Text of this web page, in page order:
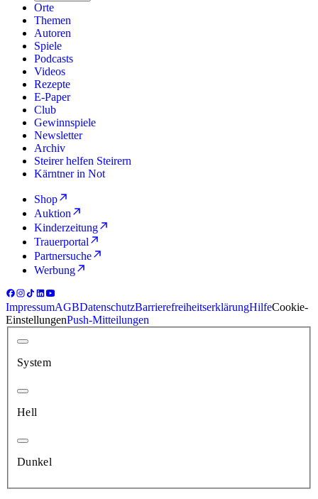
Orte
Themen
Autoren
Spiele
Podcasts
Videos
Rezepte
E-Paper
Club
Gewinnspiele
Newsletter
Archiv
Steirer helfen Steirern
Kärntner in Not
Shop
Auktion
Kinderzeitung
Trauerportal
Partnersuche
Werbung
ImpressumAGBDatenschutzBarrierefreiheitserklärungHilfeCookie-
EinstellungenPush-Mitteilungen
System
Hell
Dunkel